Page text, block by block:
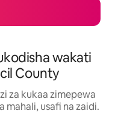
wakati
County
za kukaa zimepewa
mahali, usafi na zaidi.